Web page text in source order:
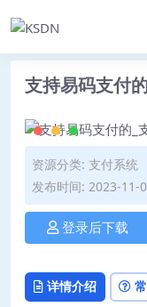
支持易码支付
资源分类: 支付系统
发布时间: 2023-11-
登录后下载
详情介绍